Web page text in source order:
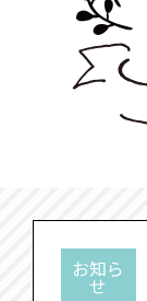
お知ら
せ